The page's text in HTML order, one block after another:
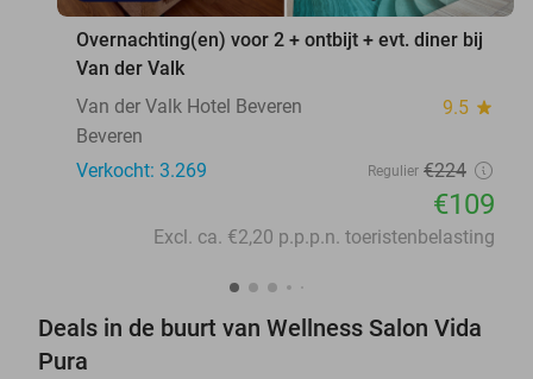
Overnachting(en) voor 2 + ontbijt + evt. diner bij
Van der Valk
Van der Valk Hotel Beveren
9.5 star
Beveren
Verkocht: 3.269
Regulier €224
€109
Excl. ca. €2,20 p.p.p.n. toeristenbelasting
Deals in de buurt van Wellness Salon Vida
Pura